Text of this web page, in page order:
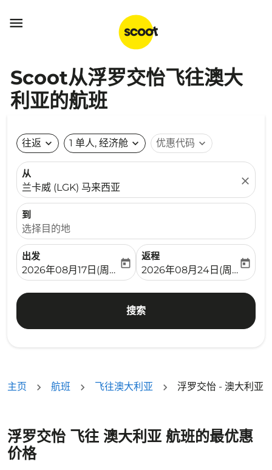

Scoot从浮罗交怡飞往澳大
利亚的航班
往返 expand_more 1 单人, 经济舱 expand_more 优惠代码 expand_more
从
兰卡威 (LGK) 马来西亚
close
到
选择目的地
出发
fc-booking-departure-date-aria-label
2026年08月17日(周一)
today
返程
fc-booking-return-date-
2026年08月24日(周一)
today
搜索
主页 航班 飞往澳大利亚 浮罗交怡 - 澳大利亚
浮罗交怡 飞往 澳大利亚 航班的最优惠
价格